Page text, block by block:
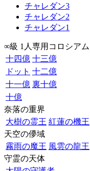
チャレダン3
チャレダン2
チャレダン1
∞級 1人専用コロシアム
十四億 十三億
ドット 十二億
十一億 裏十億
十億
奈落の重界
大樹の霊王 紅蓮の機王
天空の儚域
霧雨の魔王 風雲の龍王
守霊の天体